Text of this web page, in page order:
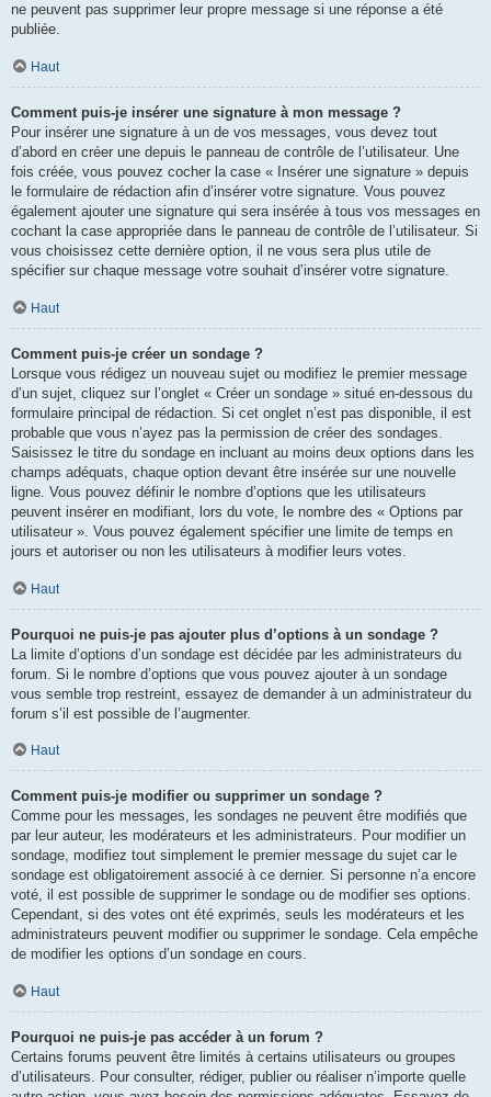
ne peuvent pas supprimer leur propre message si une réponse a été
publiée.
Haut
Comment puis-je insérer une signature à mon message ?
Pour insérer une signature à un de vos messages, vous devez tout
d’abord en créer une depuis le panneau de contrôle de l’utilisateur. Une
fois créée, vous pouvez cocher la case « Insérer une signature » depuis
le formulaire de rédaction afin d’insérer votre signature. Vous pouvez
également ajouter une signature qui sera insérée à tous vos messages en
cochant la case appropriée dans le panneau de contrôle de l’utilisateur. Si
vous choisissez cette dernière option, il ne vous sera plus utile de
spécifier sur chaque message votre souhait d’insérer votre signature.
Haut
Comment puis-je créer un sondage ?
Lorsque vous rédigez un nouveau sujet ou modifiez le premier message
d’un sujet, cliquez sur l’onglet « Créer un sondage » situé en-dessous du
formulaire principal de rédaction. Si cet onglet n’est pas disponible, il est
probable que vous n’ayez pas la permission de créer des sondages.
Saisissez le titre du sondage en incluant au moins deux options dans les
champs adéquats, chaque option devant être insérée sur une nouvelle
ligne. Vous pouvez définir le nombre d’options que les utilisateurs
peuvent insérer en modifiant, lors du vote, le nombre des « Options par
utilisateur ». Vous pouvez également spécifier une limite de temps en
jours et autoriser ou non les utilisateurs à modifier leurs votes.
Haut
Pourquoi ne puis-je pas ajouter plus d’options à un sondage ?
La limite d’options d’un sondage est décidée par les administrateurs du
forum. Si le nombre d’options que vous pouvez ajouter à un sondage
vous semble trop restreint, essayez de demander à un administrateur du
forum s’il est possible de l’augmenter.
Haut
Comment puis-je modifier ou supprimer un sondage ?
Comme pour les messages, les sondages ne peuvent être modifiés que
par leur auteur, les modérateurs et les administrateurs. Pour modifier un
sondage, modifiez tout simplement le premier message du sujet car le
sondage est obligatoirement associé à ce dernier. Si personne n’a encore
voté, il est possible de supprimer le sondage ou de modifier ses options.
Cependant, si des votes ont été exprimés, seuls les modérateurs et les
administrateurs peuvent modifier ou supprimer le sondage. Cela empêche
de modifier les options d’un sondage en cours.
Haut
Pourquoi ne puis-je pas accéder à un forum ?
Certains forums peuvent être limités à certains utilisateurs ou groupes
d’utilisateurs. Pour consulter, rédiger, publier ou réaliser n’importe quelle